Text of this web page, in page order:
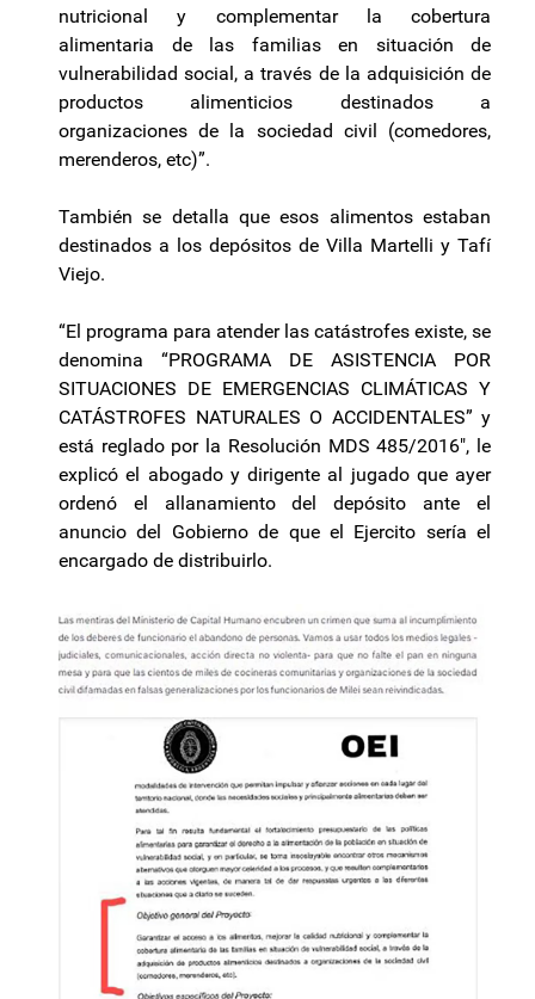
nutricional y complementar la cobertura
alimentaria de las familias en situación de
vulnerabilidad social, a través de la adquisición de
productos alimenticios destinados a
organizaciones de la sociedad civil (comedores,
merenderos, etc)”.
También se detalla que esos alimentos estaban
destinados a los depósitos de Villa Martelli y Tafí
Viejo.
“El programa para atender las catástrofes existe, se
denomina “PROGRAMA DE ASISTENCIA POR
SITUACIONES DE EMERGENCIAS CLIMÁTICAS Y
CATÁSTROFES NATURALES O ACCIDENTALES” y
está reglado por la Resolución MDS 485/2016″, le
explicó el abogado y dirigente al jugado que ayer
ordenó el allanamiento del depósito ante el
anuncio del Gobierno de que el Ejercito sería el
encargado de distribuirlo.